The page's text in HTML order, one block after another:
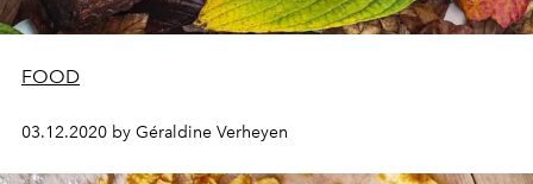
FOOD
03.12.2020 by Géraldine Verheyen